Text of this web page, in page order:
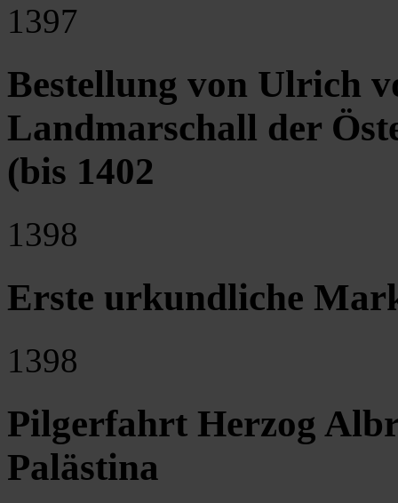
1397
Bestellung von Ulrich
Landmarschall der
(bis 1402
1398
Erste urkundliche
1398
Pilgerfahrt Herzog
Palästina